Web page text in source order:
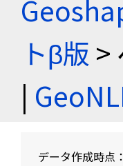
トβ版 >
|
データ作成時点：